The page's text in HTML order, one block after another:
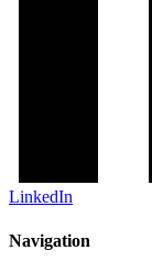
LinkedIn
Navigation